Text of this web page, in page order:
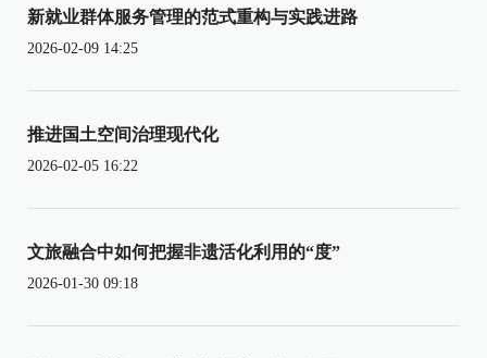
新就业群体服务管理的范式重构与实践进路
2026-02-09 14:25
推进国土空间治理现代化
2026-02-05 16:22
文旅融合中如何把握非遗活化利用的“度”
2026-01-30 09:18